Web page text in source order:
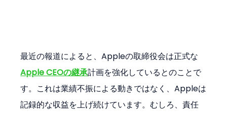
最近の報道によると、Appleの取締役会は正式な
Apple CEOの継承計画を強化しているとのことで
す。これは業績不振による動きではなく、Appleは
記録的な収益を上げ続けています。むしろ、責任